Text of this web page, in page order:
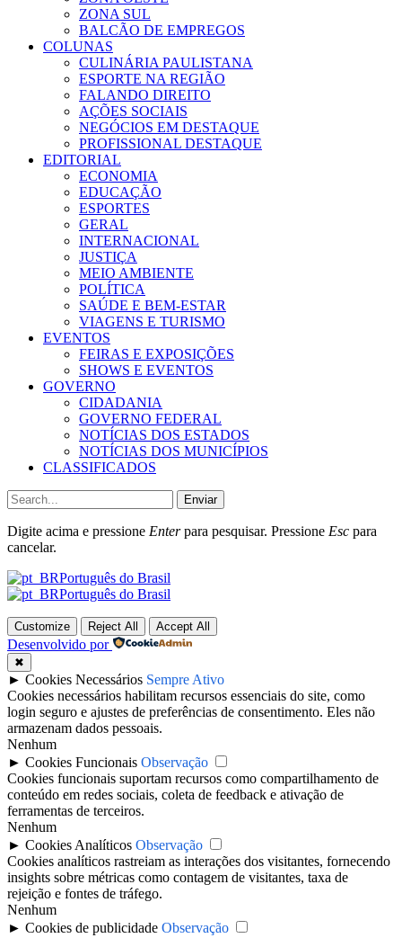
ZONA SUL
BALCÃO DE EMPREGOS
COLUNAS
CULINÁRIA PAULISTANA
ESPORTE NA REGIÃO
FALANDO DIREITO
AÇÕES SOCIAIS
NEGÓCIOS EM DESTAQUE
PROFISSIONAL DESTAQUE
EDITORIAL
ECONOMIA
EDUCAÇÃO
ESPORTES
GERAL
INTERNACIONAL
JUSTIÇA
MEIO AMBIENTE
POLÍTICA
SAÚDE E BEM-ESTAR
VIAGENS E TURISMO
EVENTOS
FEIRAS E EXPOSIÇÕES
SHOWS E EVENTOS
GOVERNO
CIDADANIA
GOVERNO FEDERAL
NOTÍCIAS DOS ESTADOS
NOTÍCIAS DOS MUNICÍPIOS
CLASSIFICADOS
Enviar
Digite acima e pressione Enterpara pesquisar. Pressione Esc para
cancelar.
Português do Brasil
Português do Brasil
Customize Reject All Accept All
Desenvolvido por
✖
► Cookies Necessários Sempre Ativo
Cookies necessários habilitam recursos essenciais do site, como
login seguro e ajustes de preferências de consentimento. Eles não
armazenam dados pessoais.
Nenhum
► Cookies Funcionais Observação
Cookies funcionais suportam recursos como compartilhamento de
conteúdo em redes sociais, coleta de feedback e ativação de
ferramentas de terceiros.
Nenhum
► Cookies Analíticos Observação
Cookies analíticos rastreiam as interações dos visitantes, fornecendo
insights sobre métricas como contagem de visitantes, taxa de
rejeição e fontes de tráfego.
Nenhum
► Cookies de publicidade Observação